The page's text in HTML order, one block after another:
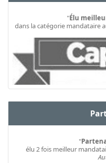
"Élu
dans la catégorie mandataire
"
élu 2 fois meilleur